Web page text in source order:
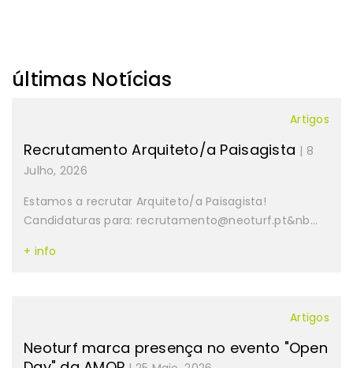
últimas Notícias
Artigos
Recrutamento Arquiteto/a Paisagista | 8
Julho, 2026
Estamos a recrutar Arquiteto/a Paisagista!
Candidaturas para: recrutamento@neoturf.pt&nb...
+ info
Artigos
Neoturf marca presença no evento "Open